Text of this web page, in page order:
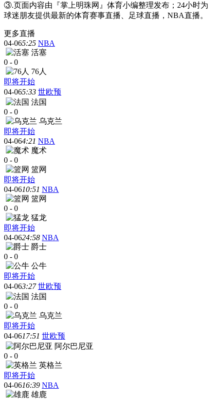
③.页面内容由『掌上明珠网』体育小编整理发布；24小时为
球迷朋友提供最新的体育赛事直播、足球直播，NBA直播。
更多直播
04-065:25 NBA
活塞
0 - 0
76人
即将开始
04-065:33 世欧预
法国
0 - 0
乌克兰
即将开始
04-064:21 NBA
魔术
0 - 0
篮网
即将开始
04-0610:51 NBA
篮网
0 - 0
猛龙
即将开始
04-0624:58 NBA
爵士
0 - 0
公牛
即将开始
04-063:27 世欧预
法国
0 - 0
乌克兰
即将开始
04-0617:51 世欧预
阿尔巴尼亚
0 - 0
英格兰
即将开始
04-0616:39 NBA
雄鹿